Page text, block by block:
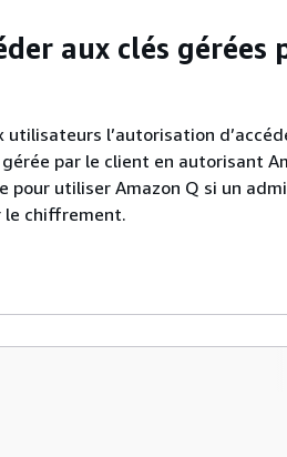
aux clés gérées
utilisateurs l’autorisation
par le client en autorisant
pour utiliser Amazon Q si un
le chiffrement.